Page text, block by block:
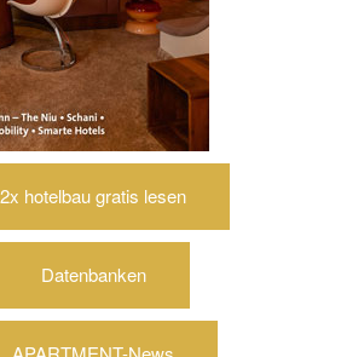
2x hotelbau gratis lesen
Datenbanken